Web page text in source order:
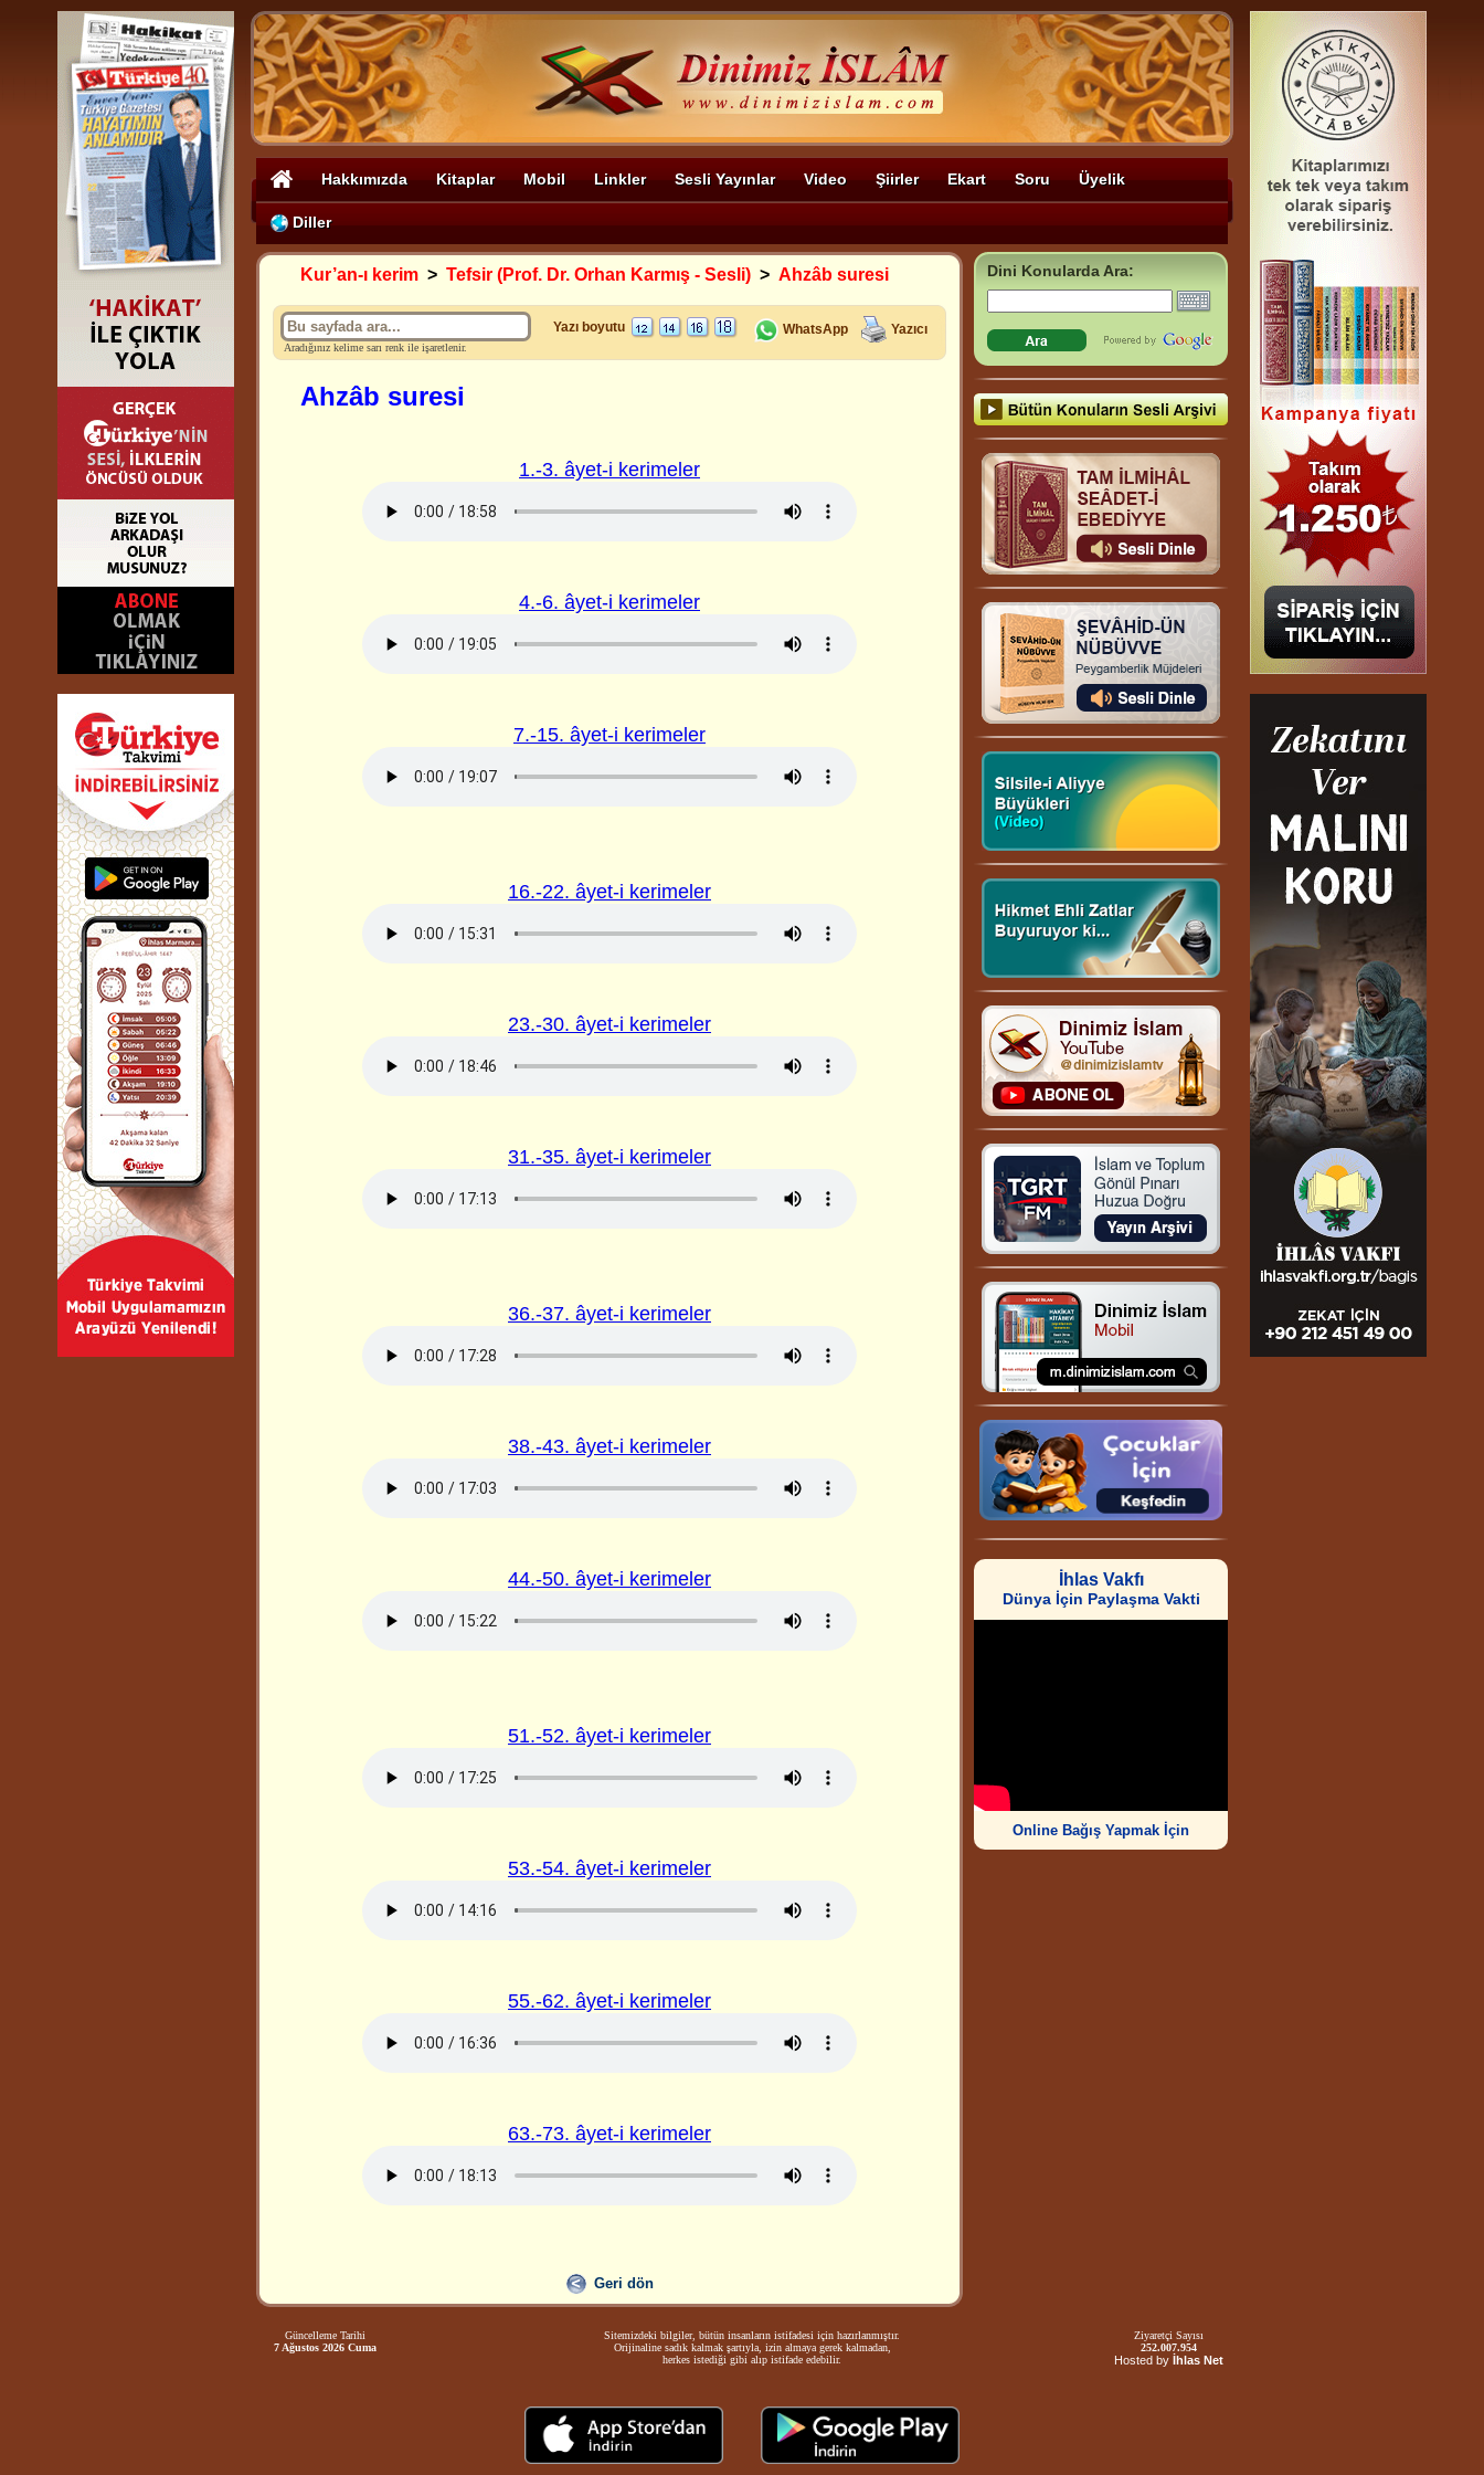
Hakkımızda Kitaplar Mobil Linkler Sesli Yayınlar Video Şiirler Ekart Soru Üyelik
Diller
Kur’an-ı kerim > Tefsir (Prof. Dr. Orhan Karmış - Sesli) > Ahzâb suresi
Aradığınız kelime sarı renk ile işaretlenir.
Yazı boyutu WhatsApp Yazıcı
Ahzâb suresi
1.-3. âyet-i kerimeler
4.-6. âyet-i kerimeler
7.-15. âyet-i kerimeler
16.-22. âyet-i kerimeler
23.-30. âyet-i kerimeler
31.-35. âyet-i kerimeler
36.-37. âyet-i kerimeler
38.-43. âyet-i kerimeler
44.-50. âyet-i kerimeler
51.-52. âyet-i kerimeler
53.-54. âyet-i kerimeler
55.-62. âyet-i kerimeler
63.-73. âyet-i kerimeler
Geri dön
Dini Konularda Ara:
İhlas Vakfı
Dünya İçin Paylaşma Vakti
Online Bağış Yapmak İçin
Güncelleme Tarihi
7 Ağustos 2026 Cuma
Sitemizdeki bilgiler, bütün insanların istifadesi için hazırlanmıştır.
Orijinaline sadık kalmak şartıyla, izin almaya gerek kalmadan,
herkes istediği gibi alıp istifade edebilir.
Ziyaretçi Sayısı
252.007.954
Hosted by İhlas Net